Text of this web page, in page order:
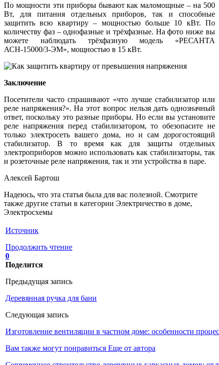
По мощности эти приборы бывают как маломощные – на 500
Вт, для питания отдельных приборов, так и способные
защитить всю квартиру – мощностью больше 10 кВт. По
количеству фаз – однофазные и трёхфазные. На фото ниже вы
можете наблюдать трёхфазную модель «РЕСАНТА
АСН-15000/3-ЭМ», мощностью в 15 кВт.
Заключение
Посетители часто спрашивают «что лучше стабилизатор или
реле напряжения?». На этот вопрос нельзя дать однозначный
ответ, поскольку это разные приборы. Но если вы установите
реле напряжения перед стабилизатором, то обезопасите не
только электросеть вашего дома, но и сам дорогостоящий
стабилизатор. В то время как для защиты отдельных
электроприборов можно использовать как стабилизаторы, так
и розеточные реле напряжения, так и эти устройства в паре.
Алексей Бартош
Надеюсь, что эта статья была для вас полезной. Смотрите
также другие статьи в категории Электричество в доме,
Электросхемы
Источник
Продолжить чтение
0
Поделится
Предыдущая запись
Деревянная ручка для бани
Следующая запись
Изготовление вентиляции в частном доме: особенности
Вам также могут понравиться Еще от автора